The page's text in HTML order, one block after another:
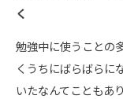
く
勉強中に使うことの
くうちにばらばらに
いたなんてこともあり